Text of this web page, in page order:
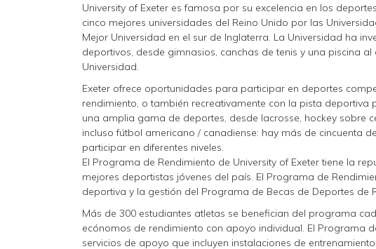
University of Exeter es famosa por su excelencia en los
cinco mejores universidades del Reino Unido por las
Mejor Universidad en el sur de Inglaterra. La Universidad ha
deportivos, desde gimnasios, canchas de tenis y una piscina
Universidad.
Exeter ofrece oportunidades para participar en deportes
rendimiento, o también recreativamente con la pista deportiva
una amplia gama de deportes, desde lacrosse, hockey sobre
incluso fútbol americano / canadiense: hay más de cincuenta
participar en diferentes niveles.
El Programa de Rendimiento de University of Exeter tiene la
mejores deportistas jóvenes del país. El Programa de
deportiva y la gestión del Programa de Becas de Deportes de
Más de 300 estudiantes atletas se benefician del programa
ecónomos de rendimiento con apoyo individual. El Programa
servicios de apoyo que incluyen instalaciones de